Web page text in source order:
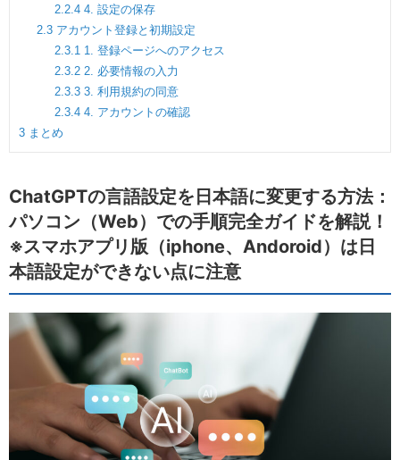
2.2.44. 設定の保存
2.3アカウント登録と初期設定
2.3.11. 登録ページへのアクセス
2.3.22. 必要情報の入力
2.3.33. 利用規約の同意
2.3.44. アカウントの確認
3 まとめ
ChatGPTの言語設定を日本語に変更する方法：
パソコン（Web）での手順完全ガイドを解説！
※スマホアプリ版（iphone、Andoroid）は日
本語設定ができない点に注意